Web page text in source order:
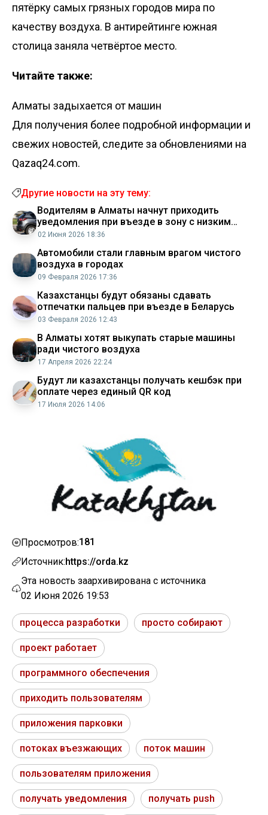
пятёрку самых грязных городов мира по
качеству воздуха. В антирейтинге южная
столица заняла четвёртое место.
Читайте также:
Алматы задыхается от машин
Для получения более подробной информации и
свежих новостей, следите за обновлениями на
Qazaq24.com.
Другие новости на эту тему:
Водителям в Алматы начнут приходить
уведомления при въезде в зону с низким
уровнем выбросов
02 Июня 2026 18:36
Автомобили стали главным врагом чистого
воздуха в городах
09 Февраля 2026 17:36
Казахстанцы будут обязаны сдавать
отпечатки пальцев при въезде в Беларусь
03 Февраля 2026 12:43
В Алматы хотят выкупать старые машины
ради чистого воздуха
17 Апреля 2026 22:24
Будут ли казахстанцы получать кешбэк при
оплате через единый QR код
17 Июля 2026 14:06
Просмотров:181
Источник:https://orda.kz
Эта новость заархивирована с источника
02 Июня 2026 19:53
процесса разработки просто собирают
проект работает
программного обеспечения
приходить пользователям
приложения парковки
потоках въезжающих поток машин
пользователям приложения
получать уведомления получать push